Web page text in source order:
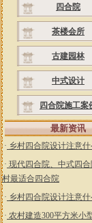
四合院
茶楼会所
古建园林
中式设计
四合院施工案
最新资讯
· 乡村四合院设计注意什
· 现代四合院、中式四
村最适合四合院
· 乡村四合院设计注意什
· 农村建造300平方米小